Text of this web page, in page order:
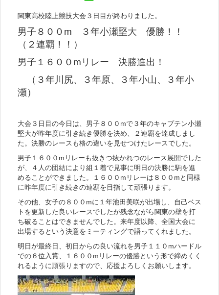
関東高校陸上競技大会３日目が終わりました。
男子８００m ３年小瀬堅大 優勝！！
（２連覇！！）
男子１６００mリレー 決勝進出！
（３年川尻、３年原、３年小山、３年小
瀬）
大会３日目の今日は、男子８００mで３年のキャプテン小瀬
堅大が昨年度に引き続き優勝を決め、２連覇を達成しまし
た。決勝のレースも格の違いを見せつけたレースでした。
男子１６００mリレーも抜きつ抜かれつのレース展開でした
が、４人の団結により組１着で見事に明日の決勝に駒を進
めることができました。１６００mリレーは８００mと同様
に昨年度に引き続きの連覇を目指して頑張ります。
その他、女子の８００mに１年池田美咲が出場し、自己ベス
トを更新した良いレースでしたが残念ながら関東の壁を打
ち破ることはできませんでした。来年度以降、全国大会に
出場するという決意をミーティングで語ってくれました。
明日が最終日、初日からの良い流れを男子１１０mハードル
での６位入賞、１６００mリレーの優勝という形で締めくく
れるように頑張りますので、応援よろしくお願いします。